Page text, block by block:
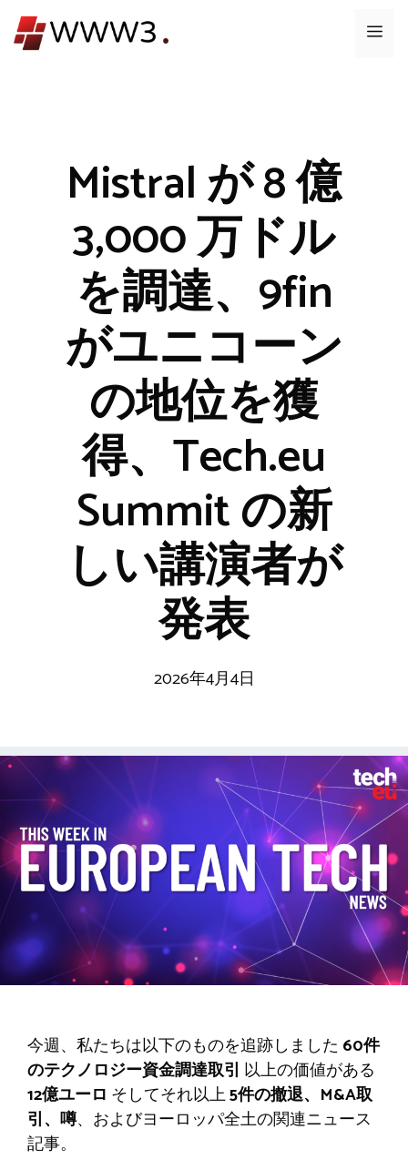
ン
メ
Mistral が 8 億
3,000 万ドル
を調達、9fin
がユニコーン
の地位を獲
得、Tech.eu
Summit の新
しい講演者が
発表
2026年4月4日
今週、私たちは以下のものを追跡しました 60件
のテクノロジー資金調達取引 以上の価値がある
12億ユーロ そしてそれ以上5件の撤退、M&A取
引、噂、およびヨーロッパ全土の関連ニュース
記事。